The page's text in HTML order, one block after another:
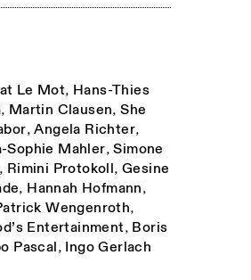
Le Mot, Hans-Thies
, Martin Clausen,She
,Angela Richter,
Sophie Mahler,Simone
Rimini Protokoll, Gesine
, Hannah Hofmann,
Wengenroth,
Entertainment, Boris
Pascal, Ingo Gerlach